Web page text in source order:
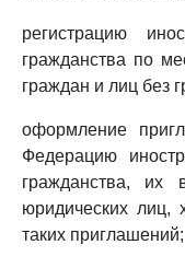
регистрацию
гражданства по
граждан и лиц без
оформление
Федерацию
гражданства, их
юридических лиц,
таких приглашений;